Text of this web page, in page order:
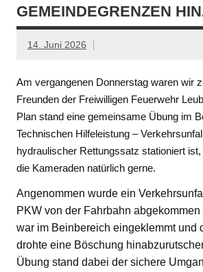
GEMEINDEGRENZEN
14. Juni 2026
Am vergangenen Donnerstag waren wir
Freunden der Freiwilligen Feuerwehr
Plan stand eine gemeinsame Übung im
Technischen Hilfeleistung –
hydraulischer Rettungssatz stationiert
die Kameraden natürlich gerne.
Angenommen wurde ein
PKW von der Fahrbahn
war im Beinbereich eingeklemmt und
drohte eine Böschung
Übung stand dabei der sichere